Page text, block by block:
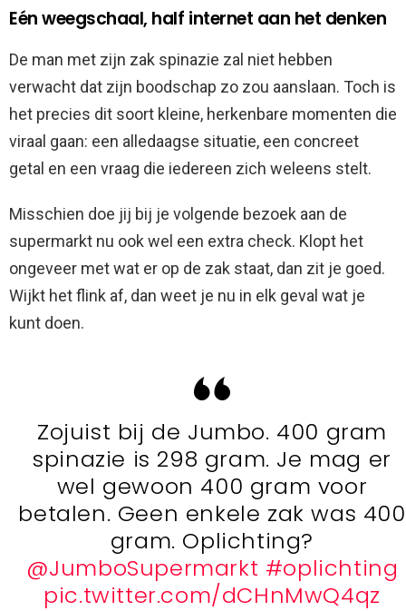
Eén weegschaal, half internet aan het denken
De man met zijn zak spinazie zal niet hebben
verwacht dat zijn boodschap zo zou aanslaan. Toch is
het precies dit soort kleine, herkenbare momenten die
viraal gaan: een alledaagse situatie, een concreet
getal en een vraag die iedereen zich weleens stelt.
Misschien doe jij bij je volgende bezoek aan de
supermarkt nu ook wel een extra check. Klopt het
ongeveer met wat er op de zak staat, dan zit je goed.
Wijkt het flink af, dan weet je nu in elk geval wat je
kunt doen.
Zojuist bij de Jumbo. 400 gram
spinazie is 298 gram. Je mag er
wel gewoon 400 gram voor
betalen. Geen enkele zak was 400
gram. Oplichting?
@JumboSupermarkt #oplichting
pic.twitter.com/dCHnMwQ4qz